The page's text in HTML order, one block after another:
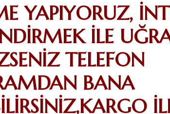
YAPIYORUZ,
İLE
TELEFON
BANA